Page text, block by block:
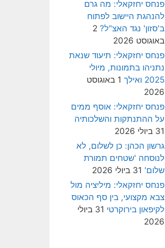
פנחס יחזקאלי: מה גרם
להנהגת היישוב לפתוח
ב'סזון' נגד האצ"ל? 2
באוגוסט 2026
פנחס יחזקאלי: תיעוד שנאת
נתניהו בתמונות, מיולי
2025 ואילך
1 באוגוסט
2026
פנחס יחזקאלי: אוסף ממים
על ההתנתקות והשלכותיה
31 ביולי 2026
גרשון הכהן: כן לשלום, לא
לנוסחה 'שטחים תמורת
שלום' 31 ביולי 2026
פנחס יחזקאלי: מיליציה מול
צבא מקצועי, בין סף הכאוס
לקיפאון בירוקרטי
31 ביולי
2026